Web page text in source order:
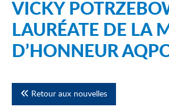
VICKY
LAURÉATE DE LA
D’HONNEUR
Retour aux nouvelles